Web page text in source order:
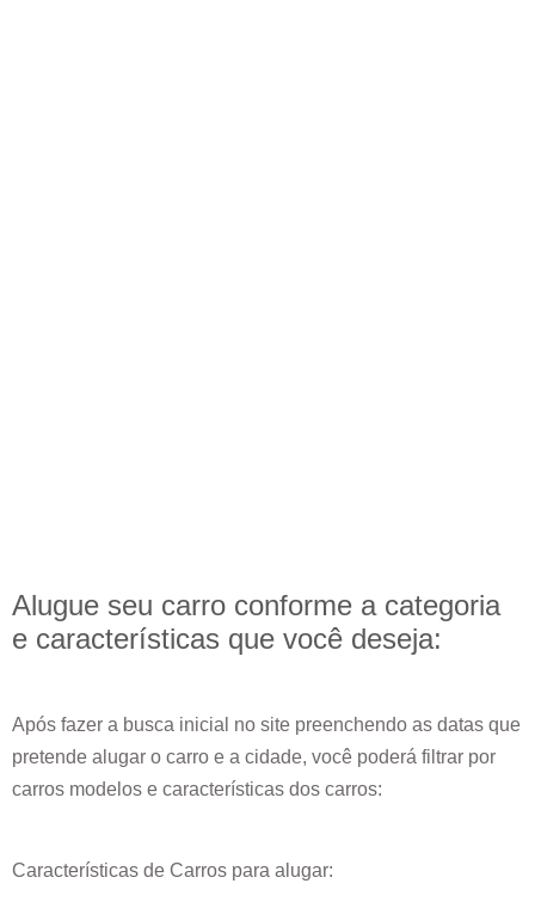
Alugue seu carro conforme a categoria
e características que você deseja:
Após fazer a busca inicial no site preenchendo as datas que
pretende alugar o carro e a cidade, você poderá filtrar por
carros modelos e características dos carros:
Características de Carros para alugar: